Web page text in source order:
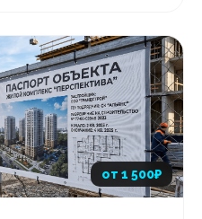
от 1 500₽